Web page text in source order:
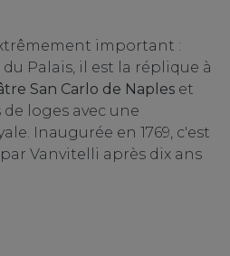
important :
Palais, il est la réplique à
San Carlo de Naples et
loges avec une
Inaugurée en 1769, c'est
Vanvitelli après dix ans